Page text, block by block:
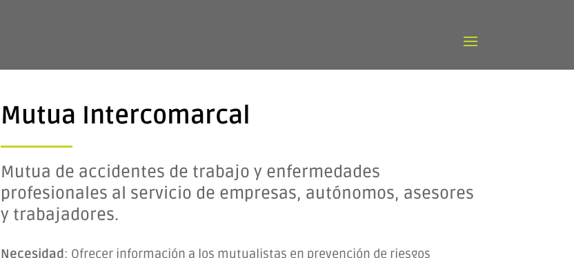
Mutua Intercomarcal
Mutua de accidentes de trabajo y enfermedades
profesionales al servicio de empresas, autónomos, asesores
y trabajadores.
Necesidad: Ofrecer información a los mutualistas en prevención de riesgos